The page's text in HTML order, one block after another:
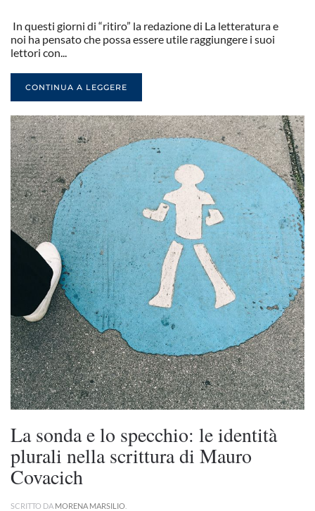
In questi giorni di “ritiro” la redazione di La letteratura e
noi ha pensato che possa essere utile raggiungere i suoi
lettori con...
CONTINUA A LEGGERE
La sonda e lo specchio: le identità
plurali nella scrittura di Mauro
Covacich
SCRITTO DA MORENA MARSILIO